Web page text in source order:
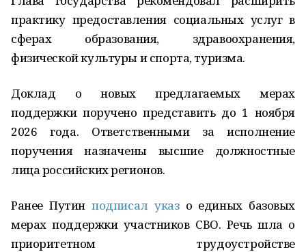
практику предоставления социальных услуг в
сферах образования, здравоохранения,
физической культуры и спорта, туризма.
Доклад о новых предлагаемых мерах
поддержки поручено представить до 1 ноября
2026 года. Ответственными за исполнение
поручения назначены высшие должностные
лица российских регионов.
Ранее Путинподписал указо единых базовых
мерах поддержки участников СВО. Речь шла о
приоритетном трудоустройстве